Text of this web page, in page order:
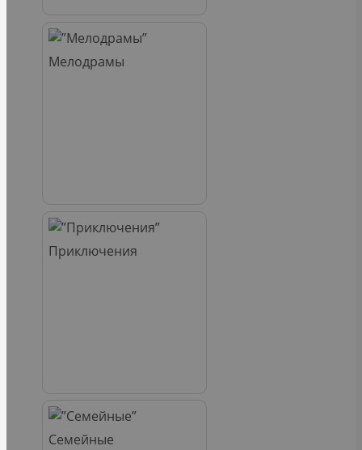
Мелодрамы
Приключения
Семейные